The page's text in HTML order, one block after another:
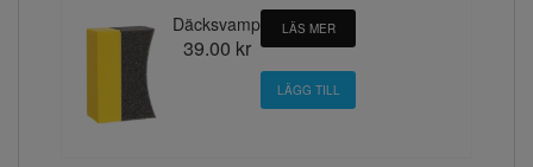
Däcksvamp
39.00 kr
LÄS MER